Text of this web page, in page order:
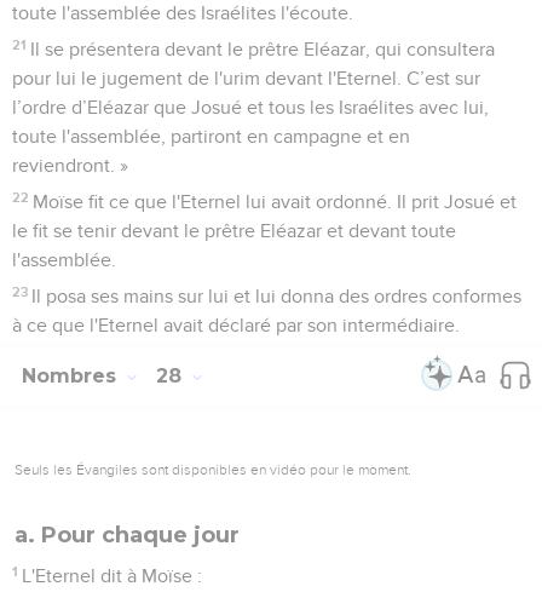
toute l'assemblée des Israélites l'écoute.
21 Il se présentera devant le prêtre Eléazar, qui consultera
pour lui le jugement de l'urim devant l'Eternel. C’est sur
l’ordre d’Eléazar que Josué et tous les Israélites avec lui,
toute l'assemblée, partiront en campagne et en
reviendront. »
22 Moïse fit ce que l'Eternel lui avait ordonné. Il prit Josué et
le fit se tenir devant le prêtre Eléazar et devant toute
l'assemblée.
23 Il posa ses mains sur lui et lui donna des ordres conformes
à ce que l'Eternel avait déclaré par son intermédiaire.
Nombres 28
Seuls les Évangiles sont disponibles en vidéo pour le moment.
a. Pour chaque jour
1 L'Eternel dit à Moïse :